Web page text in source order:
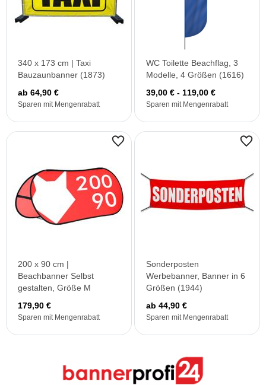
340 x 173 cm | Taxi
Bauzaunbanner (1873)
ab 64,90 €
Sparen mit Mengenrabatt
WC Toilette Beachflag, 3
Modelle, 4 Größen (1616)
39,00 € - 119,00 €
Sparen mit Mengenrabatt
200 x 90 cm |
Beachbanner Selbst
gestalten, Größe M
179,90 €
Sparen mit Mengenrabatt
Sonderposten
Werbebanner, Banner in 6
Größen (1944)
ab 44,90 €
Sparen mit Mengenrabatt